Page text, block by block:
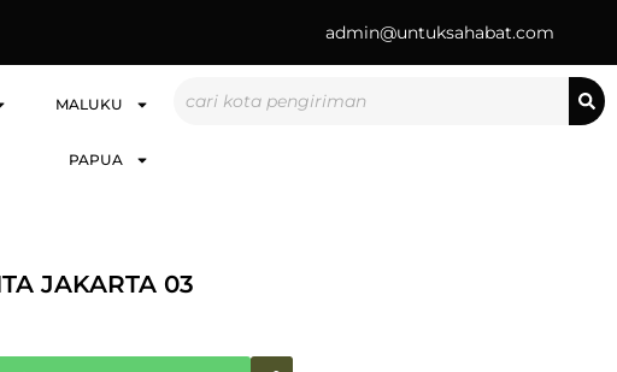
admin@untuksahabat.com
MALUKU
PAPUA
JAKARTA 03